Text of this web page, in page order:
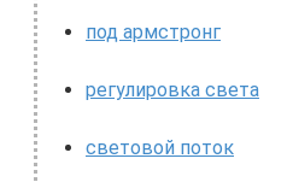
под армстронг
регулировка света
световой поток